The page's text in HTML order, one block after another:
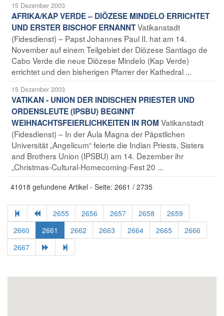
15 Dezember 2003
AFRIKA/KAP VERDE – DIÖZESE MINDELO ERRICHTET
UND ERSTER BISCHOF ERNANNTVatikanstadt
(Fidesdienst) – Papst Johannes Paul II. hat am 14.
November auf einem Teilgebiet der Diözese Santiago de
Cabo Verde die neue Diözese Mindelo (Kap Verde)
errichtet und den bisherigen Pfarrer der Kathedral ...
15 Dezember 2003
VATIKAN - UNION DER INDISCHEN PRIESTER UND
ORDENSLEUTE (IPSBU) BEGINNT
WEIHNACHTSFEIERLICHKEITEN IN ROM Vatikanstadt
(Fidesdienst) – In der Aula Magna der Päpstlichen
Universität „Angelicum“ feierte die Indian Priests, Sisters
and Brothers Union (IPSBU) am 14. Dezember ihr
„Christmas-Cultural-Homecoming-Fest 20 ...
41018 gefundene Artikel - Seite: 2661 / 2735
2655 2656 2657 2658
2659
2660
2661 2662 2663 2664 2665
2666
2667